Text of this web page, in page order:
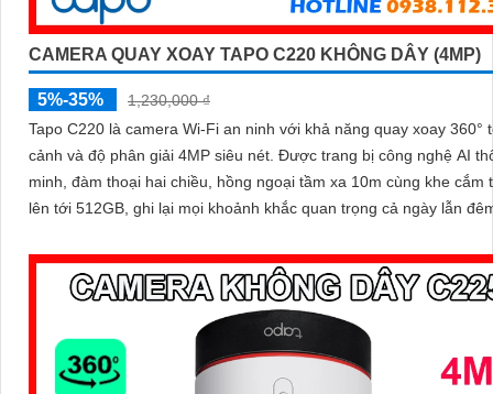
CAMERA QUAY XOAY TAPO C220 KHÔNG DÂY (4MP)
5%-35%
1,230,000 ₫
Tapo C220 là camera Wi-Fi an ninh với khả năng quay xoay 360°
cảnh và độ phân giải 4MP siêu nét. Được trang bị công nghệ AI thông
minh, đàm thoại hai chiều, hồng ngoại tầm xa 10m cùng khe cắm
lên tới 512GB, ghi lại mọi khoảnh khắc quan trọng cả ngày lẫn